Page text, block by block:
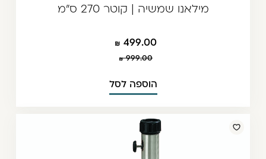
מילאנו שמשיה | קוטר 270 ס"מ
499.00
999.00
הוספה לסל